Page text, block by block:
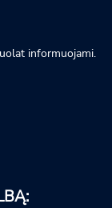
informuojami.